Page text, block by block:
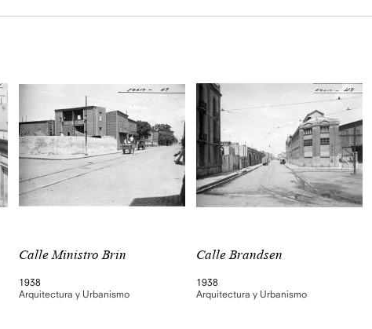
Calle Ministro Brin
1938
Arquitectura y Urbanismo
Calle Brandsen
1938
Arquitectura y Urbanismo